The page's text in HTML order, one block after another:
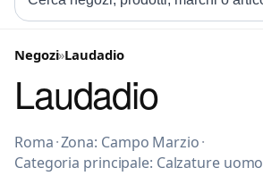
Negozi»Laudadio
Laudadio
Calzature donna a Roma
Roma·Zona: Campo Marzio·
Categoria principale: Calzature uomo